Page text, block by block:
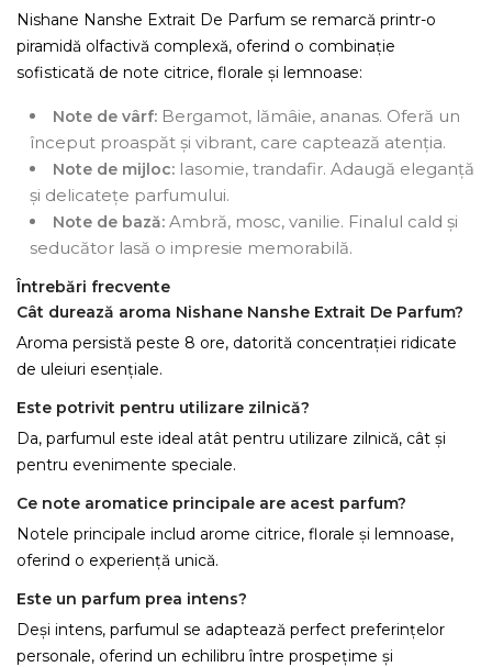
Nishane Nanshe Extrait De Parfum se remarcă printr-o
piramidă olfactivă complexă, oferind o combinație
sofisticată de note citrice, florale și lemnoase:
Note de vârf: Bergamot, lămâie, ananas. Oferă un
început proaspăt și vibrant, care captează atenția.
Note de mijloc: Iasomie, trandafir. Adaugă eleganță
și delicatețe parfumului.
Note de bază: Ambră, mosc, vanilie. Finalul cald și
seducător lasă o impresie memorabilă.
Întrebări frecvente
Cât durează aroma Nishane Nanshe Extrait De Parfum?
Aroma persistă peste 8 ore, datorită concentrației ridicate
de uleiuri esențiale.
Este potrivit pentru utilizare zilnică?
Da, parfumul este ideal atât pentru utilizare zilnică, cât și
pentru evenimente speciale.
Ce note aromatice principale are acest parfum?
Notele principale includ arome citrice, florale și lemnoase,
oferind o experiență unică.
Este un parfum prea intens?
Deși intens, parfumul se adaptează perfect preferințelor
personale, oferind un echilibru între prospețime și